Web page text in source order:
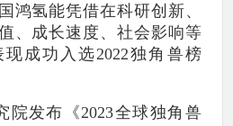
鸿氢能凭借在科研创新、
、成长速度、社会影响等
成功入选2022独角兽榜
院发布《2023全球独角兽